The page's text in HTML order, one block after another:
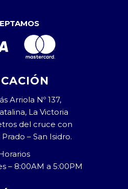
Arriola Nº 137,
La Victoria
del cruce con
Prado – San Isidro.
– 8:00AM a 5:00PM